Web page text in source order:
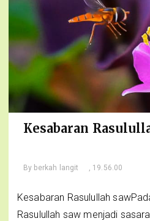
Kesabaran
By berkah langit , 19.56.00
Kesabaran Rasulullah
Rasulullah saw menjadi